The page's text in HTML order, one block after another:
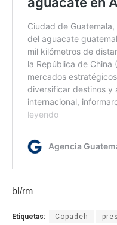
bl/rm
Etiquetas: Copadeh